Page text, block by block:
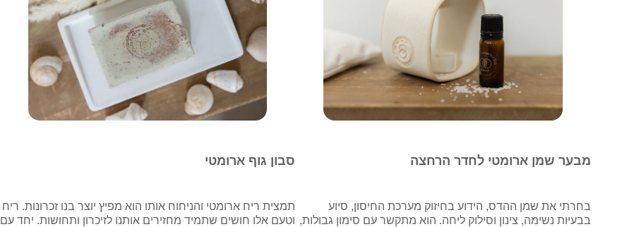
מבער שמן ארומטי לחדר הרחצה
בחרתי את שמן ההדס, הידוע בחיזוק מערכת החיסון, סיוע
בבעיות נשימה, צינון וסילוק ליחה. הוא מתקשר עם סימון גבולות,
סבון גוף ארומטי
תמצית ריח ארומטי והניחוח אותו הוא מפיץ יוצר בנו זכרונות. ריח
וטעם אלו חושים שתמיד מחזירים אותנו לזיכרון ותחושות. יחד עם